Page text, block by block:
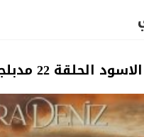
22 مدبلجة